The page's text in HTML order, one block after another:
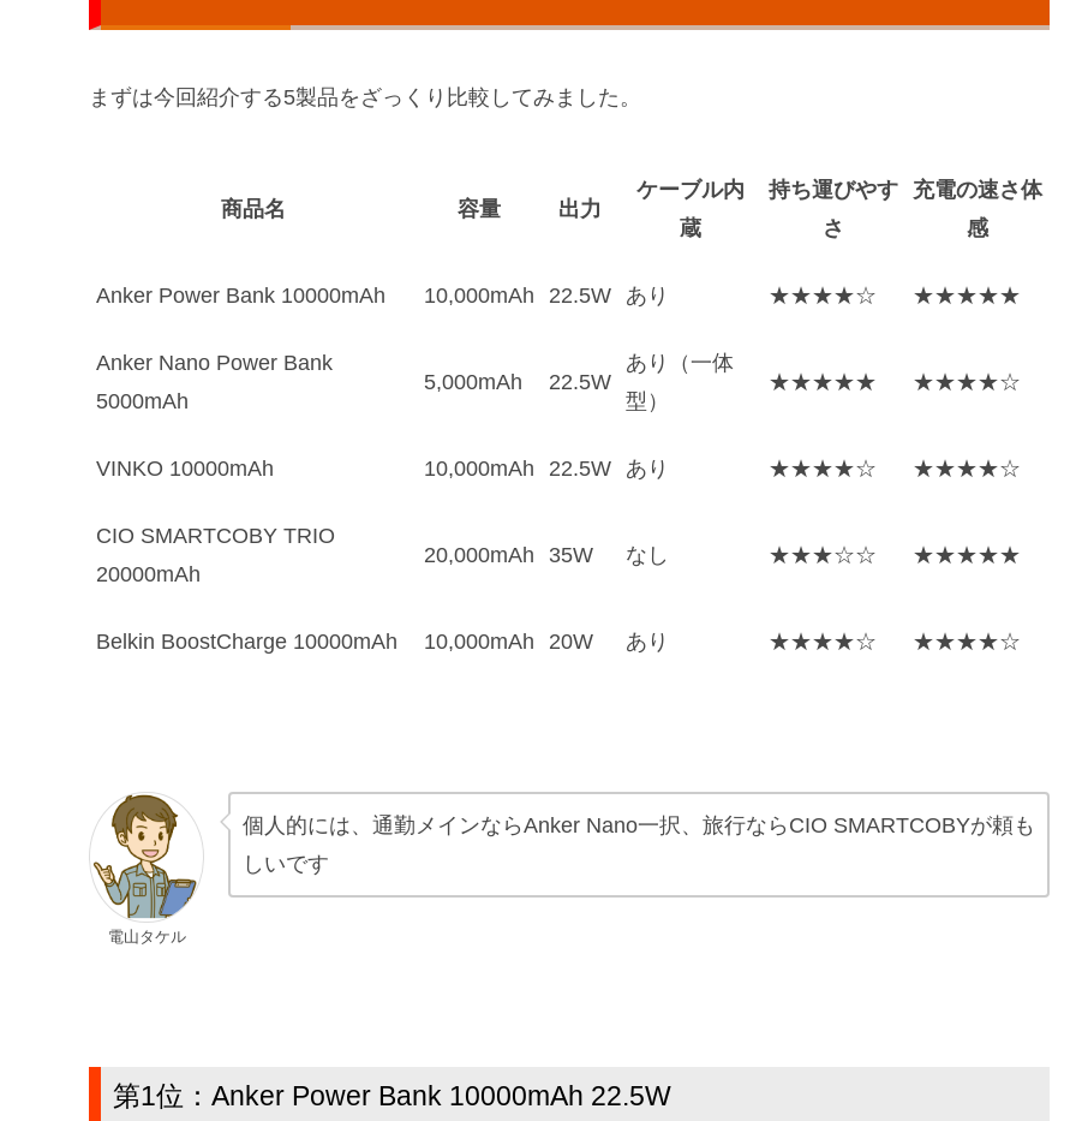
まずは今回紹介する5製品をざっくり比較してみました。
商品名 容量 出力
ケーブル内
蔵
持ち運びやす
さ
充電の速さ体
感
Anker Power Bank 10000mAh 10,000mAh 22.5W あり ★★★★☆ ★★★★★
Anker Nano Power Bank
5000mAh
5,000mAh 22.5W
あり（一体
型）
★★★★★ ★★★★☆
VINKO 10000mAh 10,000mAh 22.5W あり ★★★★☆ ★★★★☆
CIO SMARTCOBY TRIO
20000mAh
20,000mAh 35W なし ★★★☆☆ ★★★★★
Belkin BoostCharge 10000mAh 10,000mAh 20W あり ★★★★☆ ★★★★☆
電山タケル
個人的には、通勤メインならAnker Nano一択、旅行ならCIO SMARTCOBYが頼も
しいです
第1位：Anker Power Bank 10000mAh 22.5W